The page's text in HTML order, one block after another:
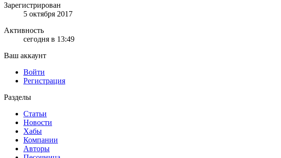
Зарегистрирован
5 октября 2017
Активность
сегодня в 13:49
Ваш аккаунт
Войти
Регистрация
Разделы
Статьи
Новости
Хабы
Компании
Авторы